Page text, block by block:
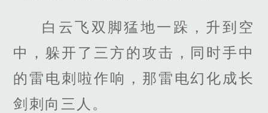
白云飞双脚猛地一跺，升到空
中，躲开了三方的攻击，同时手中
的雷电刺啦作响，那雷电幻化成长
剑刺向三人。